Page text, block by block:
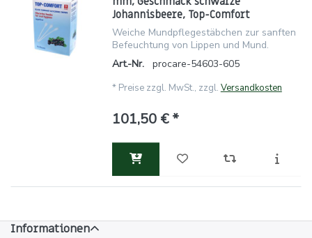
Johannisbeere, Top-Comfort
Weiche Mundpflegestäbchen zur sanften
Befeuchtung von Lippen und Mund.
Art.-Nr.
procare-54603-605
* Preise zzgl. MwSt., zzgl. Versandkosten
101,50 € *
Informationen